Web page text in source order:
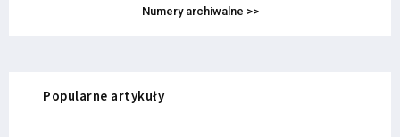
Numery archiwalne >>
Popularne artykuły